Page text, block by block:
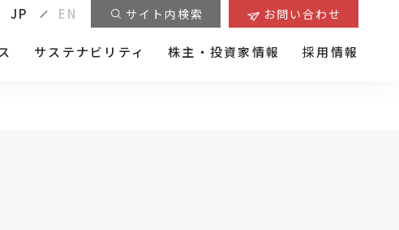
JP EN サイト内検索 お問い合わせ
サステナビリティ 株主・投資家情報 採用情報